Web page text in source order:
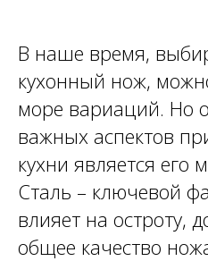
В наше время,
кухонный нож,
море вариаций. Но
важных аспектов
кухни является его
Сталь – ключевой
влияет на остроту,
общее качество